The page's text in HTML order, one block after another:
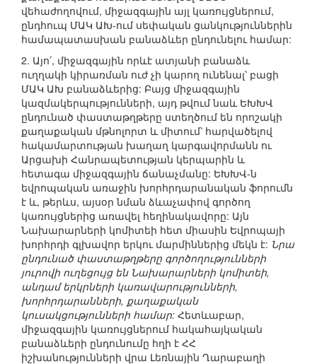
վեհաժողովում, միջազգային այլ կառույցներում,
ընդհուպ ՄԱԿ ԱԽ-ում սեփական ցանկություններին
համապատասխան բանաձևեր ընդունելու համար:
2. Այո՛, միջազգային որևէ ատյանի բանաձև
ուղղակի կիրառման ուժ չի կարող ունենալ՝ բացի
ՄԱԿ ԱԽ բանաձևերից: Բայց միջազգային
կազմակերպությունների, այդ թվում նաև ԵԽԽՎ
ընդունած փաստաթղթերը ստեղծում են որոշակի
քաղաքական մթնոլորտ և միտում՝ հարվածելով
հակամարտության խաղաղ կարգավորմանն ու
Արցախի Հանրապետության կերպարին և
հետագա միջազգային ճանաչմանը: ԵԽԽՎ-ն
եվրոպական առաջին խորհրդարանական ֆորումն
է և, թերևս, այսօր նման ձևաչափով գործող
կառույցներից առավել հեղինակավորը: Այն
Նախարարների կոմիտեի հետ միասին Եվրոպայի
խորհրդի գլխավոր երկու մարմիններից մեկն է: Նրա
ընդունած փաստաթղթերը գործողությունների
յուրովի ուղեցույց են Նախարարների կոմիտեի,
անդամ երկրների կառավարությունների,
խորհրդարանների, քաղաքական
կուսակցությունների համար: Հետևաբար,
միջազգային կառույցներում հակահայկական
բանաձևերի ընդունումը հղի է ՀՀ
իշխանությունների վրա Լեռնային Ղարաբաղի